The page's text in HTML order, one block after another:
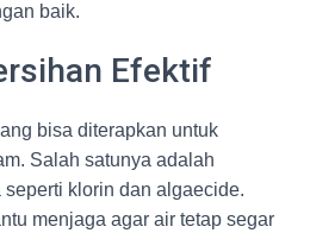
baik.
Efektif
bisa diterapkan untuk
Salah satunya adalah
klorin dan algaecide.
menjaga agar air tetap segar